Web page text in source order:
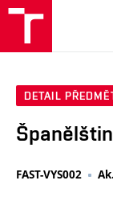
DETAIL
FAST-VYS002